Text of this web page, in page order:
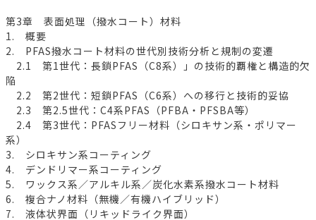
第3章 表面処理（撥水コート）材料
1. 概要
2. PFAS撥水コート材料の世代別技術分析と規制の変遷
2.1 第1世代：長鎖PFAS（C8系）」の技術的覇権と構造的欠
陥
2.2 第2世代：短鎖PFAS（C6系）への移行と技術的妥協
2.3 第2.5世代：C4系PFAS（PFBA・PFSBA等）
2.4 第3世代：PFASフリー材料（シロキサン系・ポリマー
系）
3. シロキサン系コーティング
4. デンドリマー系コーティング
5. ワックス系／アルキル系／炭化水素系撥水コート材料
6. 複合ナノ材料（無機／有機ハイブリッド）
7. 液体状界面（リキッドライク界面）